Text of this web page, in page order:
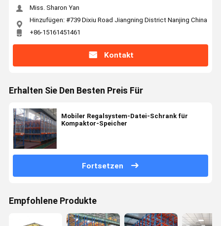
Miss. Sharon Yan
Hinzufügen: #739 Dixiu Road Jiangning District Nanjing China
+86-15161451461
Kontakt
Erhalten Sie Den Besten Preis Für
Mobiler Regalsystem-Datei-Schrank für
Kompaktor-Speicher
Fortsetzen
Empfohlene Produkte